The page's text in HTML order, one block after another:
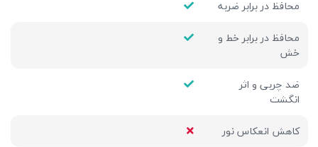
محافظ در برابر ضربه
محافظ در برابر خط و
خش
ضد چربی و اثر
انگشت
کاهش انعکاس نور